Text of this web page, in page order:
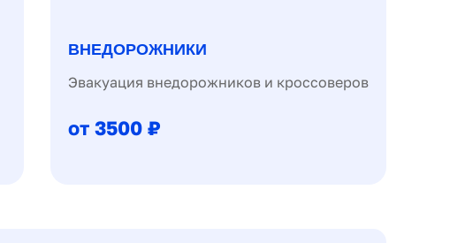
ВНЕДОРОЖНИКИ
Эвакуация внедорожников и кроссоверов
от 3500 ₽